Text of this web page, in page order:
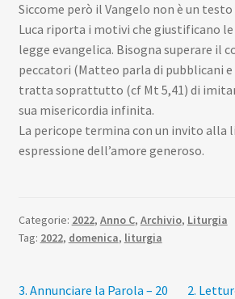
Siccome però il Vangelo non è un
Luca riporta i motivi che giustificano
legge evangelica. Bisogna superare il
peccatori (Matteo parla di pubblicani e
tratta soprattutto (cf Mt 5,41) di
sua misericordia infinita.
La pericope termina con un invito alla
espressione dell’amore generoso.
Categorie: 2022, Anno C, Archivio, Liturgia
Tag: 2022, domenica, liturgia
Articolo
3. Annunciare la Parola – 20 Articolo
2.